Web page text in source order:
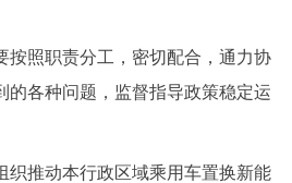
照职责分工，密切配合，通力协
的各种问题，监督指导政策稳定运
推动本行政区域乘用车置换新能